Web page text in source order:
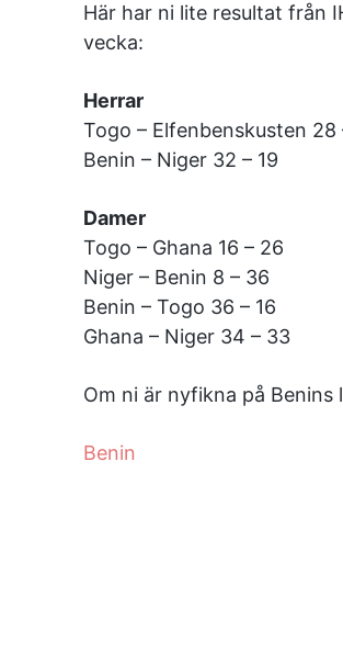
Här har ni lite resultat från
vecka:
Herrar
Togo – Elfenbenskusten 28
Benin – Niger 32 – 19
Damer
Togo – Ghana 16 – 26
Niger – Benin 8 – 36
Benin – Togo 36 – 16
Ghana – Niger 34 – 33
Om ni är nyfikna på Benins
Benin